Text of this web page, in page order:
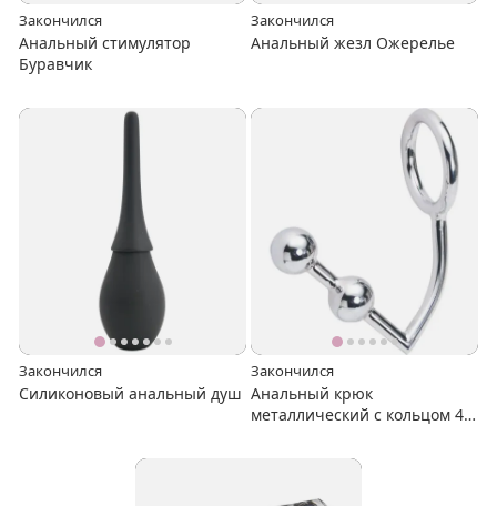
Закончился
Анальный стимулятор
Буравчик
Закончился
Анальный жезл Ожерелье
Закончился
Силиконовый анальный душ
Закончился
Анальный крюк
металлический с кольцом 45